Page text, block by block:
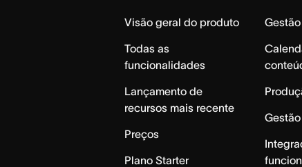
Visão geral do produto
Todas as
funcionalidades
Lançamento de
recursos mais recente
Preços
Plano Starter